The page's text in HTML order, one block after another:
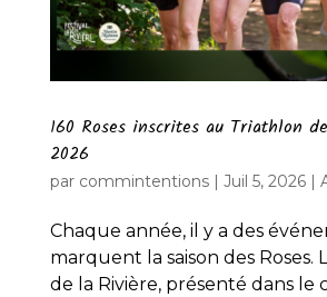
160 Roses inscrites au Triathlon
2026
par commintentions| Juil 5, 2026|
Chaque année, il y a des
marquent la saison des Roses.
de la Rivière, présenté dans le